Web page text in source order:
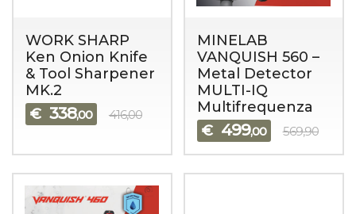
WORK SHARP
Ken Onion Knife
& Tool Sharpener
MK.2
€ 338,00 416,00
MINELAB
VANQUISH 560 –
Metal Detector
MULTI-IQ
Multifrequenza
€ 499,00 569,90